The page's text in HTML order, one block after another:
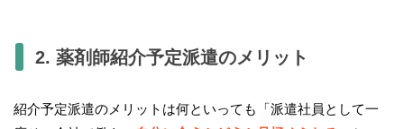
2. 薬剤師紹介予定派遣のメリット
紹介予定派遣のメリットは何といっても「派遣社員として一